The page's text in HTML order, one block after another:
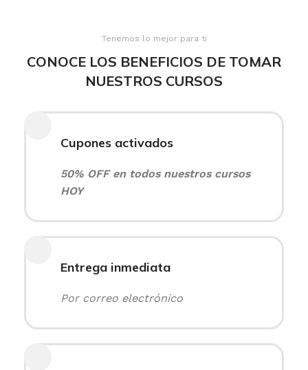
Tenemos lo mejor para ti
CONOCE LOS BENEFICIOS DE TOMAR
NUESTROS CURSOS
Cupones activados
50% OFF en todos nuestros cursos
HOY
Entrega inmediata
Por correo electrónico